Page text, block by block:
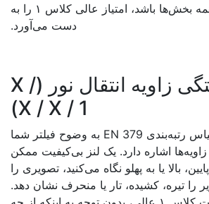
سایه یکسان در همه بخش‌ها باشد، امتیاز عالی کلاس ۱ را به
دست می‌آورد.
کلاس وابستگی زاویه انتقال نور (X /
X / X / 1)
نقطه نهایی در مقیاس رتبه‌بندی EN 379 به وضوح فیلتر شما
اشاره دارد. یک لنز بی‌کیفیت ممکن
یا به پهلو نگاه می‌کنید، تصویری را
کشیده، تار یا منحرف نشان دهد.